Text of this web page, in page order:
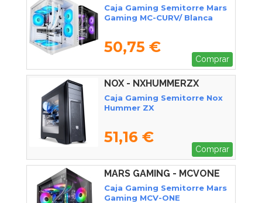
Caja Gaming Semitorre Mars
Gaming MC-CURV/ Blanca
50,75 €
Comprar
NOX - NXHUMMERZX
Caja Gaming Semitorre Nox
Hummer ZX
51,16 €
Comprar
MARS GAMING - MCVONE
Caja Gaming Semitorre Mars
Gaming MCV-ONE